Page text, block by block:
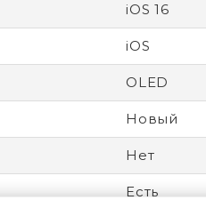
iOS 16
iOS
OLED
Новый
Нет
Есть